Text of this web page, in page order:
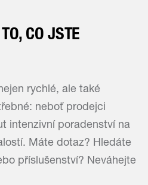
CO JSTE
rychlé, ale také
neboť prodejci
intenzivní poradenství na
Máte dotaz? Hledáte
příslušenství? Neváhejte